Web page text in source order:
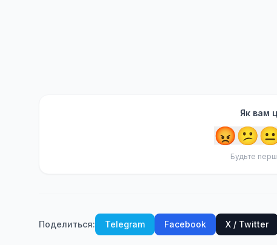
Як вам
😡😕
Будьте
Поделиться: Telegram Facebook X / Twitter